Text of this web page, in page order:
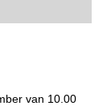
van 10.00